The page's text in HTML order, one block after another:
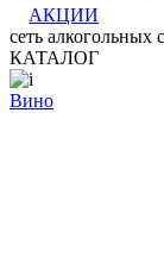
АКЦИИ
сеть алкогольных
КАТАЛОГ
Вино